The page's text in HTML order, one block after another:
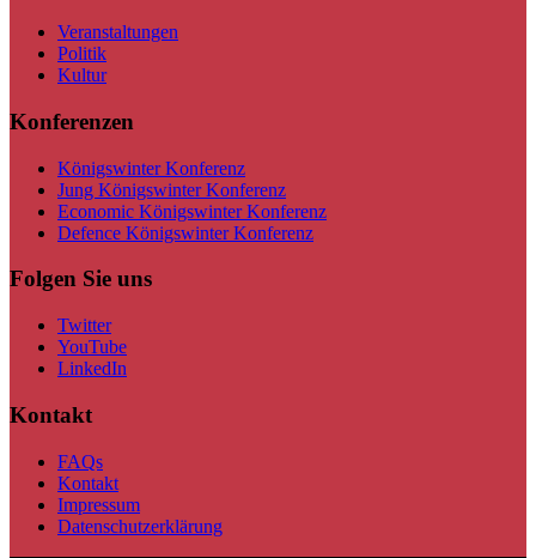
Veranstaltungen
Politik
Kultur
Konferenzen
Königswinter Konferenz
Jung Königswinter Konferenz
Economic Königswinter Konferenz
Defence Königswinter Konferenz
Folgen Sie uns
Twitter
YouTube
LinkedIn
Kontakt
FAQs
Kontakt
Impressum
Datenschutzerklärung